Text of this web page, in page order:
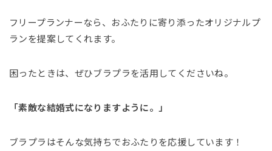
フリープランナーなら、おふたりに寄り添ったオリジナルプ
ランを提案してくれます。
困ったときは、ぜひブラプラを活用してくださいね。
「素敵な結婚式になりますように。」
ブラプラはそんな気持ちでおふたりを応援しています！